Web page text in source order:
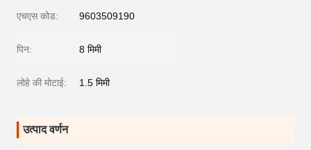
एचएस कोड: 9603509190
पिन: 8 मिमी
लोहे की मोटाई: 1.5 मिमी
उत्पाद वर्णन